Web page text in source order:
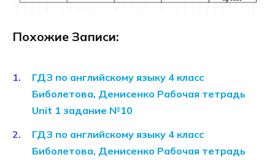
Похожие Записи:
ГДЗ по английскому языку 4 класс
Биболетова, Денисенко Рабочая тетрадь
Unit 1 задание №10
ГДЗ по английскому языку 4 класс
Биболетова, Денисенко Рабочая тетрадь